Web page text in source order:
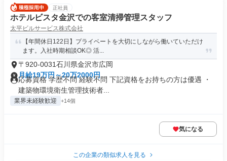
正社員
ホテルビスタ金沢での客室清掃管理スタッフ
太平ビルサービス株式会社
【年間休日122日】プライベートを大切にしながら働いていただけ
ます。入社時期相談OK◎ 活...
〒920-0031石川県金沢市広岡
月給19万円～20万2000円
応募資格 学歴不問 経験不問 下記資格をお持ちの方は優遇 ・
建築物環境衛生管理技術者...
業界未経験歓迎 +14個
気になる
この企業の類似求人を見る